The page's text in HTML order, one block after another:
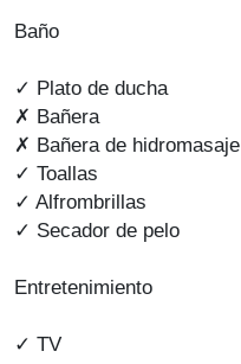
Baño
✓ Plato de ducha
✗ Bañera
✗ Bañera de hidromasaje
✓ Toallas
✓ Alfrombrillas
✓ Secador de pelo
Entretenimiento
✓ TV